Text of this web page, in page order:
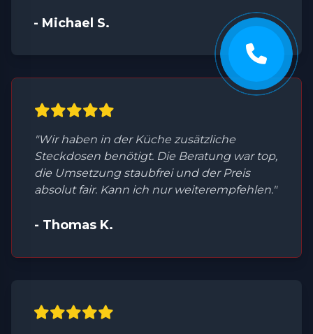
- Michael S.
"Wir haben in der Küche zusätzliche
Steckdosen benötigt. Die Beratung war top,
die Umsetzung staubfrei und der Preis
absolut fair. Kann ich nur weiterempfehlen."
- Thomas K.